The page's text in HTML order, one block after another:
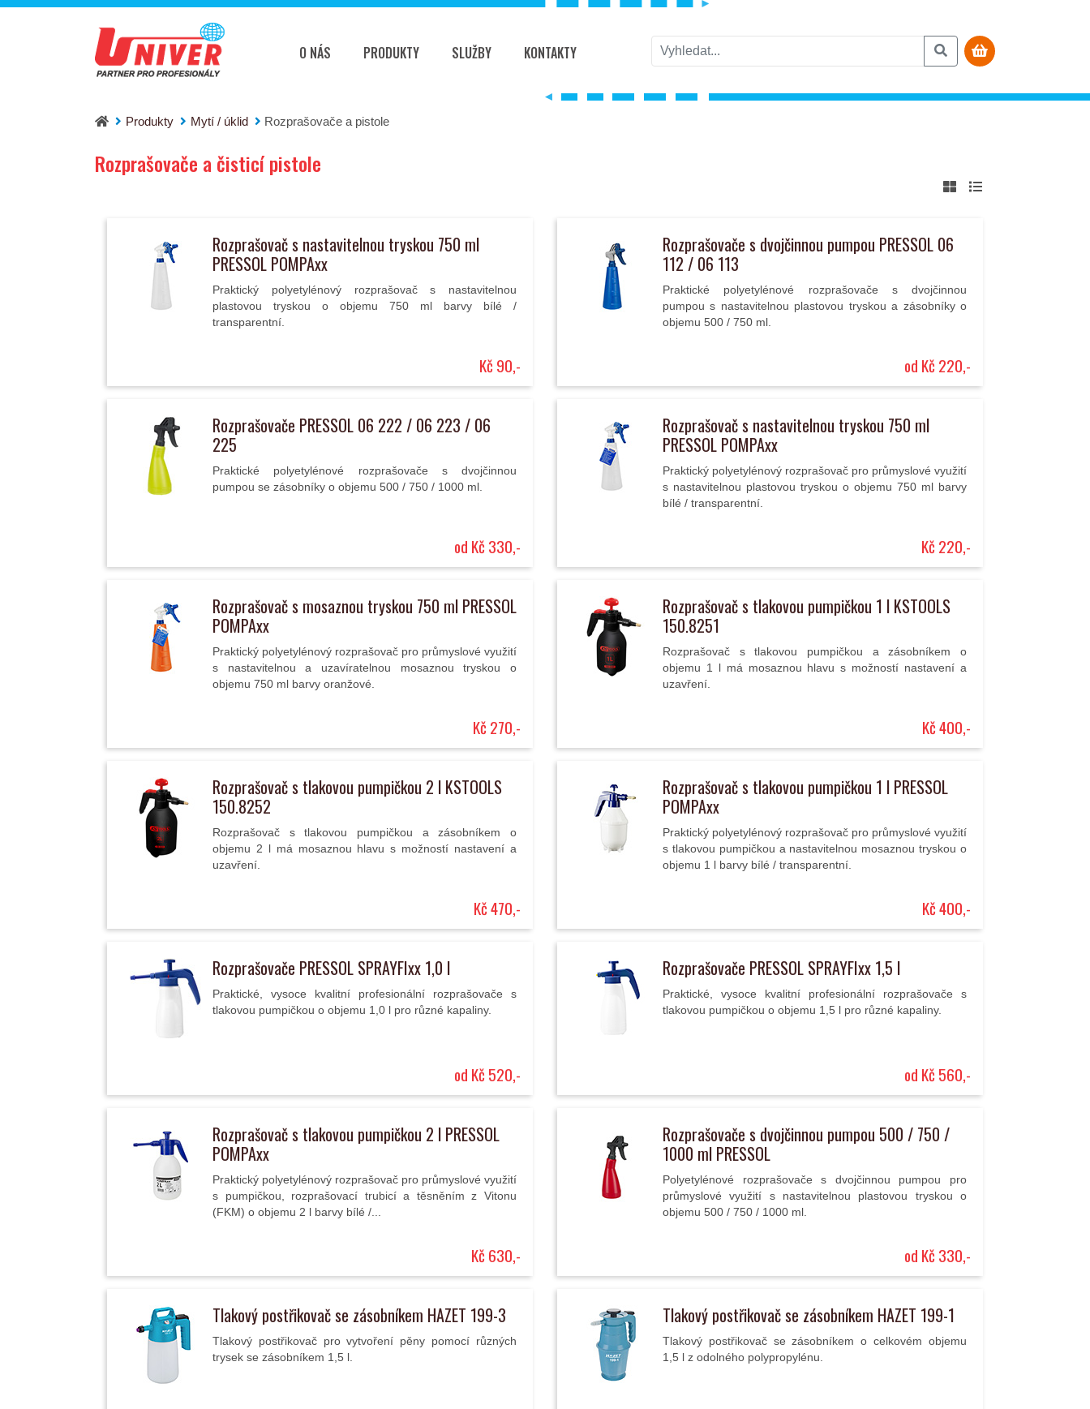
O NÁS PRODUKTY SLUŽBY KONTAKTY
Produkty Mytí / úklid Rozprašovače a pistole
Rozprašovače a čisticí pistole
Rozprašovač s nastavitelnou tryskou 750 ml
PRESSOL POMPAxx
Praktický polyetylénový rozprašovač s nastavitelnou
plastovou tryskou o objemu 750 ml barvy bílé /
transparentní.
Kč 90,-
Rozprašovače s dvojčinnou pumpou PRESSOL 06
112 / 06 113
Praktické polyetylénové rozprašovače s dvojčinnou
pumpou s nastavitelnou plastovou tryskou a zásobníky o
objemu 500 / 750 ml.
od Kč 220,-
Rozprašovače PRESSOL 06 222 / 06 223 / 06
225
Praktické polyetylénové rozprašovače s dvojčinnou
pumpou se zásobníky o objemu 500 / 750 / 1000 ml.
od Kč 330,-
Rozprašovač s nastavitelnou tryskou 750 ml
PRESSOL POMPAxx
Praktický polyetylénový rozprašovač pro průmyslové využití
s nastavitelnou plastovou tryskou o objemu 750 ml barvy
bílé / transparentní.
Kč 220,-
Rozprašovač s mosaznou tryskou 750 ml PRESSOL
POMPAxx
Praktický polyetylénový rozprašovač pro průmyslové využití
s nastavitelnou a uzavíratelnou mosaznou tryskou o
objemu 750 ml barvy oranžové.
Kč 270,-
Rozprašovač s tlakovou pumpičkou 1 l KSTOOLS
150.8251
Rozprašovač s tlakovou pumpičkou a zásobníkem o
objemu 1 l má mosaznou hlavu s možností nastavení a
uzavření.
Kč 400,-
Rozprašovač s tlakovou pumpičkou 2 l KSTOOLS
150.8252
Rozprašovač s tlakovou pumpičkou a zásobníkem o
objemu 2 l má mosaznou hlavu s možností nastavení a
uzavření.
Kč 470,-
Rozprašovač s tlakovou pumpičkou 1 l PRESSOL
POMPAxx
Praktický polyetylénový rozprašovač pro průmyslové využití
s tlakovou pumpičkou a nastavitelnou mosaznou tryskou o
objemu 1 l barvy bílé / transparentní.
Kč 400,-
Rozprašovače PRESSOL SPRAYFIxx 1,0 l
Praktické, vysoce kvalitní profesionální rozprašovače s
tlakovou pumpičkou o objemu 1,0 l pro různé kapaliny.
od Kč 520,-
Rozprašovače PRESSOL SPRAYFIxx 1,5 l
Praktické, vysoce kvalitní profesionální rozprašovače s
tlakovou pumpičkou o objemu 1,5 l pro různé kapaliny.
od Kč 560,-
Rozprašovač s tlakovou pumpičkou 2 l PRESSOL
POMPAxx
Praktický polyetylénový rozprašovač pro průmyslové využití
s pumpičkou, rozprašovací trubicí a těsněním z Vitonu
(FKM) o objemu 2 l barvy bílé /...
Kč 630,-
Rozprašovače s dvojčinnou pumpou 500 / 750 /
1000 ml PRESSOL
Polyetylénové rozprašovače s dvojčinnou pumpou pro
průmyslové využití s nastavitelnou plastovou tryskou o
objemu 500 / 750 / 1000 ml.
od Kč 330,-
Tlakový postřikovač se zásobníkem HAZET 199-3
Tlakový postřikovač pro vytvoření pěny pomocí různých
trysek se zásobníkem 1,5 l.
Tlakový postřikovač se zásobníkem HAZET 199-1
Tlakový postřikovač se zásobníkem o celkovém objemu
1,5 l z odolného polypropylénu.